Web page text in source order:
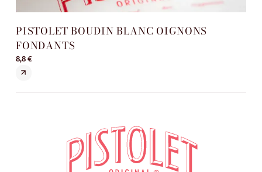
PISTOLET BOUDIN BLANC OIGNONS
FONDANTS
8,8 €